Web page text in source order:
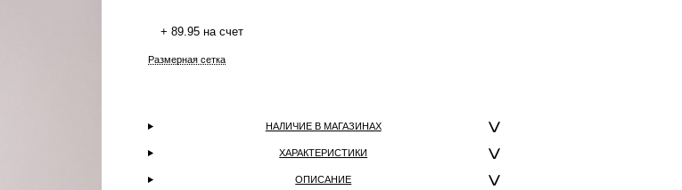
+ 89.95 на счет
Размерная сетка
НАЛИЧИЕ В МАГАЗИНАХ
ХАРАКТЕРИСТИКИ
ОПИСАНИЕ